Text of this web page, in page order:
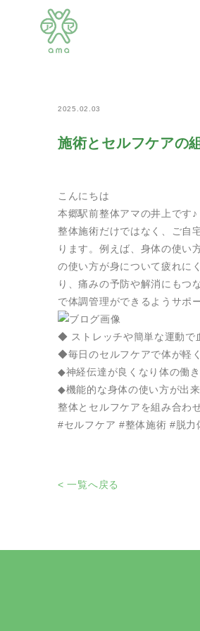
ホーム
2025.02.03
施術とセルフケアの
こんにちは
本郷駅前整体アマの井上です♪
整体施術だけではなく、ご自
ります。例えば、身体の使い
の使い方が身について疲れに
り、痛みの予防や解消にもつ
で体調管理ができるようサポ
◆ ストレッチや簡単な運動で
◆毎日のセルフケアで体が軽
◆神経伝達が良くなり体の働
◆機能的な身体の使い方が出
整体とセルフケアを組み合わ
#セルフケア #整体施術 #脱
< 一覧へ戻る